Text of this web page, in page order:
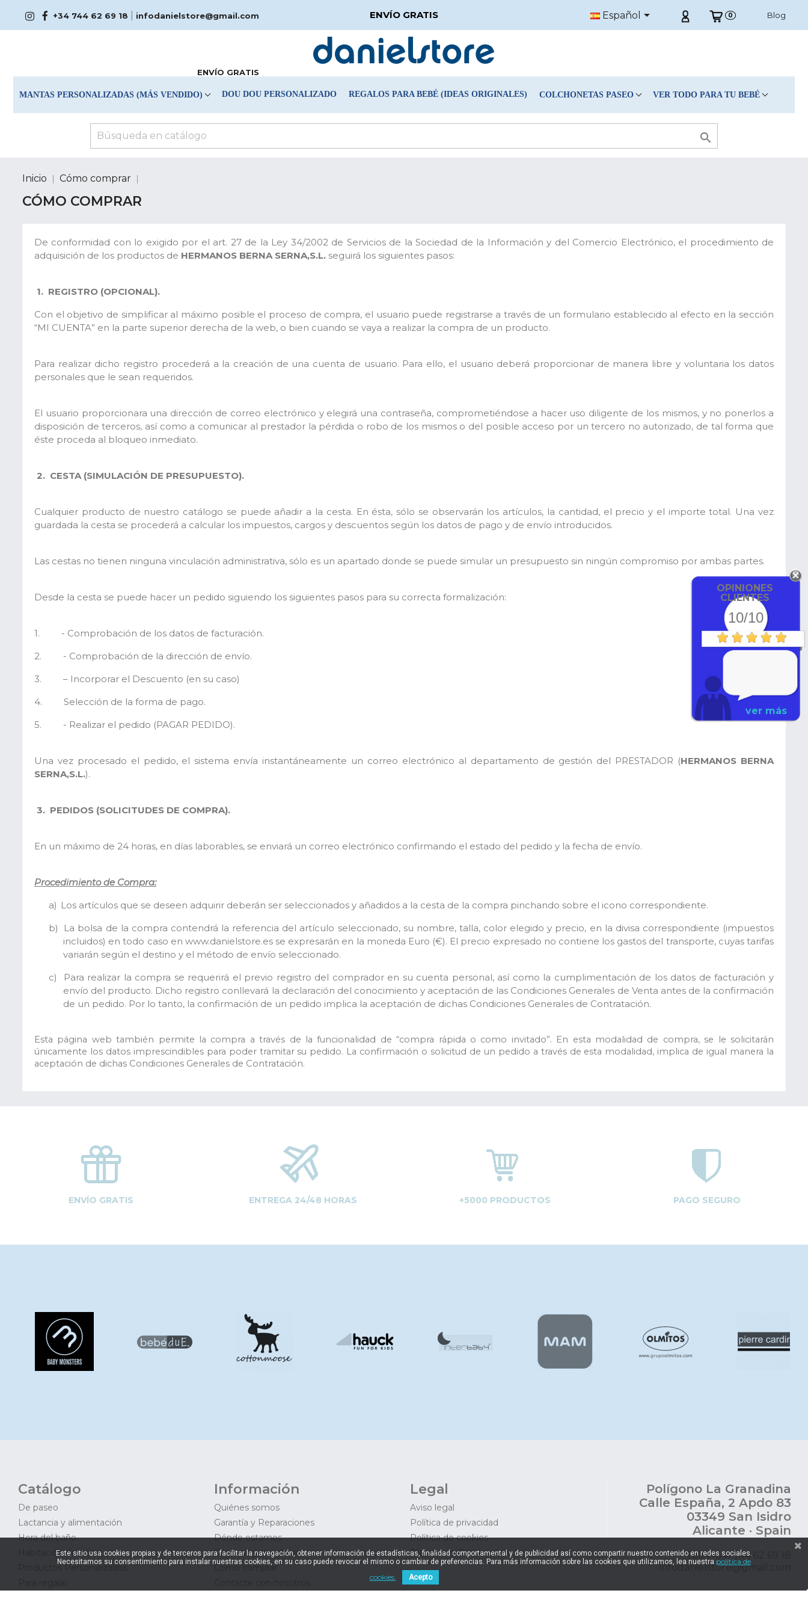
+34 744 62 69 18 infodanielstore@gmail.com ENVÍO GRATIS Español  0 Blog
ENVÍO GRATIS
MANTAS PERSONALIZADAS (MÁS VENDIDO) DOU DOU PERSONALIZADO REGALOS PARA BEBÉ (IDEAS ORIGINALES) COLCHONETAS PASEO VER TODO PARA TU BEBÉ

Inicio Cómo comprar
CÓMO COMPRAR
De conformidad con lo exigido por el art. 27 de la Ley 34/2002 de Servicios de la Sociedad de la Información y del Comercio Electrónico, el procedimiento de
adquisición de los productos de HERMANOS BERNA SERNA,S.L. seguirá los siguientes pasos:
1. REGISTRO (OPCIONAL).
Con el objetivo de simplificar al máximo posible el proceso de compra, el usuario puede registrarse a través de un formulario establecido al efecto en la sección
“MI CUENTA” en la parte superior derecha de la web, o bien cuando se vaya a realizar la compra de un producto.
Para realizar dicho registro procederá a la creación de una cuenta de usuario. Para ello, el usuario deberá proporcionar de manera libre y voluntaria los datos
personales que le sean requeridos.
El usuario proporcionara una dirección de correo electrónico y elegirá una contraseña, comprometiéndose a hacer uso diligente de los mismos, y no ponerlos a
disposición de terceros, así como a comunicar al prestador la pérdida o robo de los mismos o del posible acceso por un tercero no autorizado, de tal forma que
éste proceda al bloqueo inmediato.
2. CESTA (SIMULACIÓN DE PRESUPUESTO).
Cualquier producto de nuestro catálogo se puede añadir a la cesta. En ésta, sólo se observarán los artículos, la cantidad, el precio y el importe total. Una vez
guardada la cesta se procederá a calcular los impuestos, cargos y descuentos según los datos de pago y de envío introducidos.
Las cestas no tienen ninguna vinculación administrativa, sólo es un apartado donde se puede simular un presupuesto sin ningún compromiso por ambas partes.
Desde la cesta se puede hacer un pedido siguiendo los siguientes pasos para su correcta formalización:
1. - Comprobación de los datos de facturación.
2. - Comprobación de la dirección de envío.
3. – Incorporar el Descuento (en su caso)
4. Selección de la forma de pago.
5. - Realizar el pedido (PAGAR PEDIDO).
Una vez procesado el pedido, el sistema envía instantáneamente un correo electrónico al departamento de gestión del PRESTADOR (HERMANOS BERNA
SERNA,S.L.).
3. PEDIDOS (SOLICITUDES DE COMPRA).
En un máximo de 24 horas, en días laborables, se enviará un correo electrónico confirmando el estado del pedido y la fecha de envío.
Procedimiento de Compra:
a) Los artículos que se deseen adquirir deberán ser seleccionados y añadidos a la cesta de la compra pinchando sobre el icono correspondiente.
b)
La bolsa de la compra contendrá la referencia del artículo seleccionado, su nombre, talla, color elegido y precio, en la divisa correspondiente (impuestos
incluidos) en todo caso en www.danielstore.es se expresarán en la moneda Euro (€). El precio expresado no contiene los gastos del transporte, cuyas tarifas
variarán según el destino y el método de envío seleccionado.
c)
Para realizar la compra se requerirá el previo registro del comprador en su cuenta personal, así como la cumplimentación de los datos de facturación y
envío del producto. Dicho registro conllevará la declaración del conocimiento y aceptación de las Condiciones Generales de Venta antes de la confirmación
de un pedido. Por lo tanto, la confirmación de un pedido implica la aceptación de dichas Condiciones Generales de Contratación.
Esta página web también permite la compra a través de la funcionalidad de “compra rápida o como invitado”. En esta modalidad de compra, se le solicitarán
únicamente los datos imprescindibles para poder tramitar su pedido. La confirmación o solicitud de un pedido a través de esta modalidad, implica de igual manera la
aceptación de dichas Condiciones Generales de Contratación.
ENVÍO GRATIS ENTREGA 24/48 HORAS +5000 PRODUCTOS PAGO SEGURO
Catálogo
De paseo
Lactancia y alimentación
Hora del baño
Habitación del bebé
Productos Personalizados
Información
Quiénes somos
Garantía y Reparaciones
Dónde estamos
Cambios y devoluciones
Cómo comprar
Legal
Aviso legal
Política de privacidad
Política de cookies
Términos y Condiciones
Polígono La Granadina
Calle España, 2 Apdo 83
03349 San Isidro
Alicante · Spain
Telf (+34) 744 62 69 18
infodanielstore@gmail.com
OPINIONES
CLIENTES
10/10
ver más
Este sitio usa cookies propias y de terceros para facilitar la navegación, obtener información de estadísticas, finalidad comportamental y de publicidad así como compartir nuestro contenido en redes sociales.
Necesitamos su consentimiento para instalar nuestras cookies, en su caso puede revocar el mismo o cambiar de preferencias. Para más información sobre las cookies que utilizamos, lea nuestra política de
cookies.
Acepto